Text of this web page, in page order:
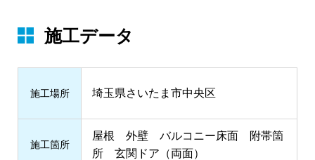
施工データ
施⼯場所 埼玉県さいたま市中央区
施⼯箇所
屋根 外壁 バルコニー床面 附帯箇
所 玄関ドア（両面）